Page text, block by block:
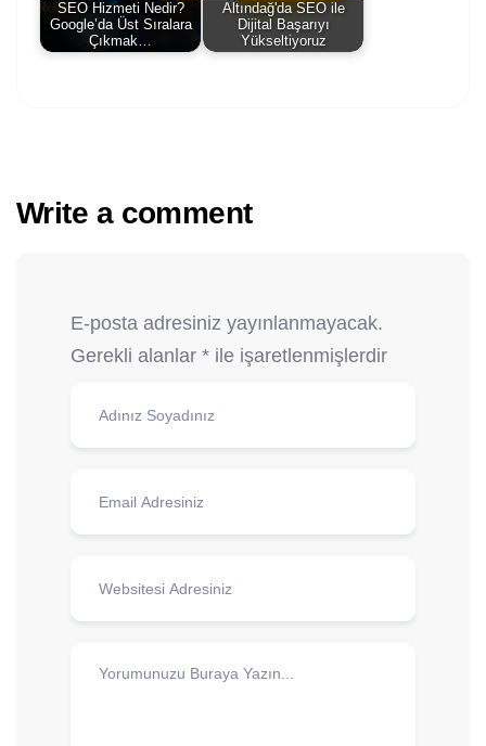
SEO Hizmeti Nedir?
Google’da Üst Sıralara
Çıkmak…
Altındağ'da SEO ile
Dijital Başarıyı
Yükseltiyoruz
Write a comment
E-posta adresiniz yayınlanmayacak.
Gerekli alanlar * ile işaretlenmişlerdir